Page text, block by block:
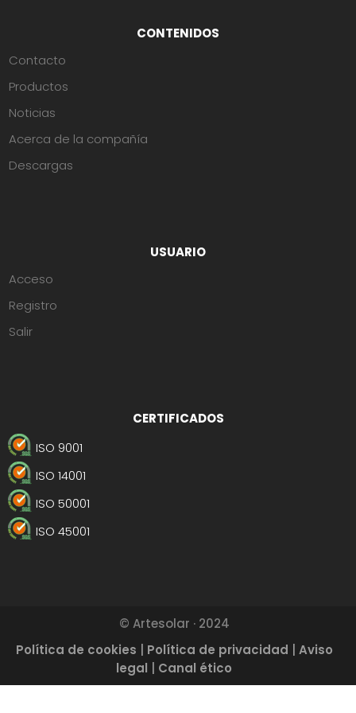
CONTENIDOS
Contacto
Productos
Noticias
Acerca de la compañía
Descargas
USUARIO
Acceso
Registro
Salir
CERTIFICADOS
ISO 9001
ISO 14001
ISO 50001
ISO 45001
© Artesolar · 2024
Política de cookies
Política de privacidad
Aviso
legal
Canal ético